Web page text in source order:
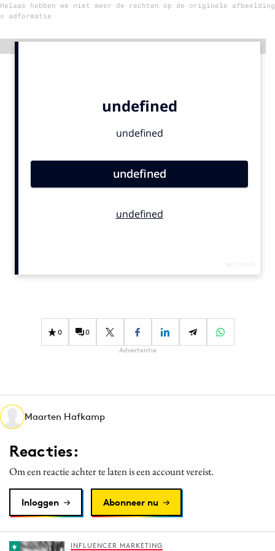
Events
Carriere
Design
Diversiteit
Effectiviteit
Martech
Media
Merkstrategie
Purpose Marketing
Reputatie & crisis
Helaas hebben we niet meer de rechten op de originele afbeelding
© adformatie
0 0
Advertentie
Maarten Hafkamp
Reacties:
Om een reactie achter te laten is een account vereist.
Inloggen Abonneer nu
INFLUENCER MARKETING